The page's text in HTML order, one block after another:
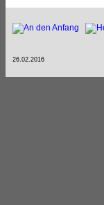
26.02.2016